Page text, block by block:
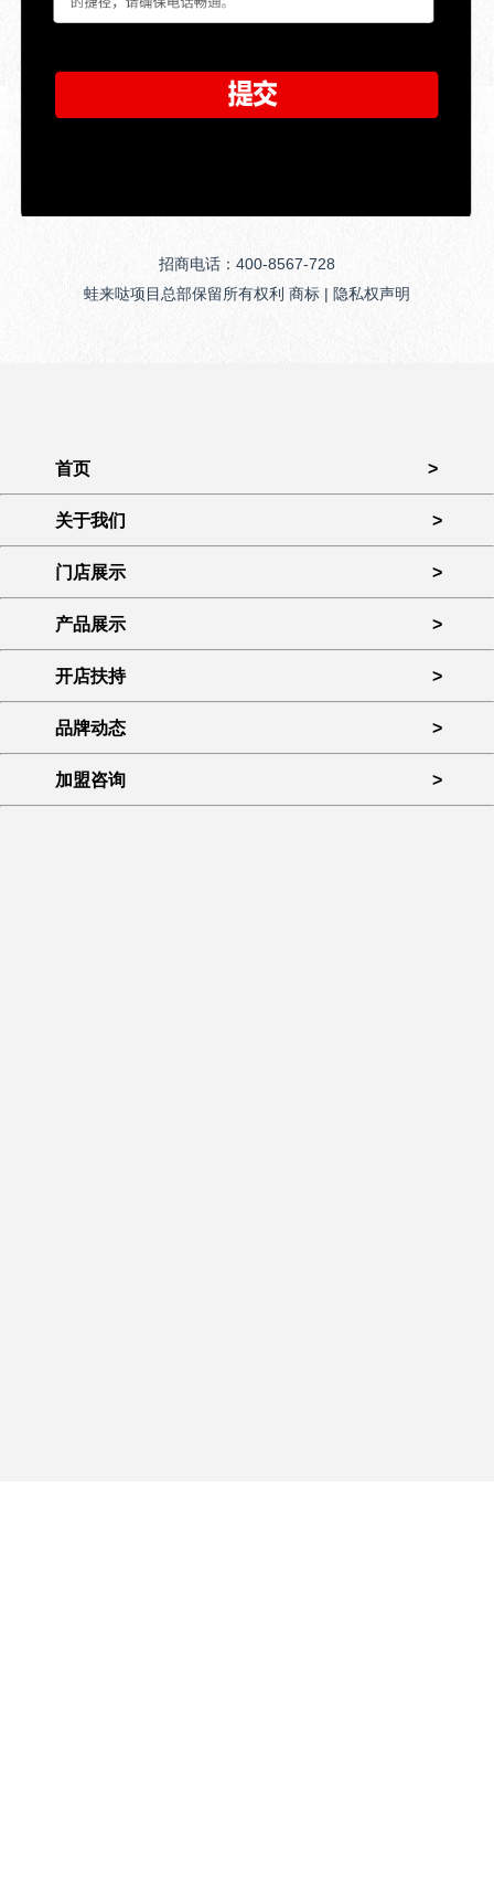
招商电话：400-8567-728
蛙来哒项目总部保留所有权利 商标 | 隐私权声明
首页 >
关于我们 >
门店展示 >
产品展示 >
开店扶持 >
品牌动态 >
加盟咨询 >